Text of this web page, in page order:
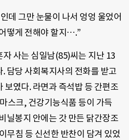
데 그만 눈물이 나서 엉엉 울었어
떻게 전해야 할지….”
자 사는 심일남(85)씨는 지난 13
.담당 사회복지사의 전화를 받고
보였다.라면과 즉석밥 등 간편조
스크, 건강기능식품 등이 가득
닐봉지 안에는 갓 만든 닭간장조
무침 등 신선한 반찬이 담겨 있었